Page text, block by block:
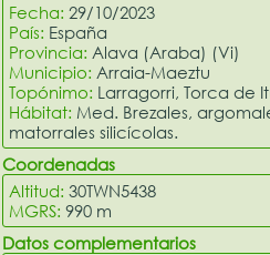
Fecha:29/10/2023
País: España
Provincia: Alava (Araba) (Vi)
Municipio: Arraia-Maeztu
Topónimo: Larragorri, Torca de
Hábitat: Med. Brezales,
matorrales silicícolas.
Coordenadas
Altitud:30TWN5438
MGRS:990 m
Datos complementarios